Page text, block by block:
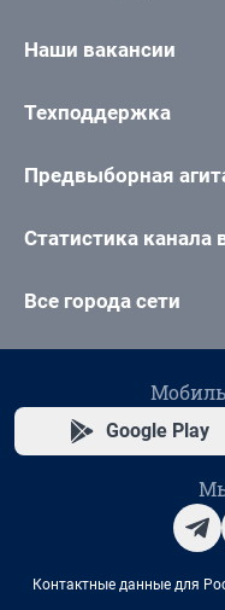
Наши вакансии
Техподдержка
Предвыборная
Статистика канала
Все города сети
Google Play
Контактные данные для